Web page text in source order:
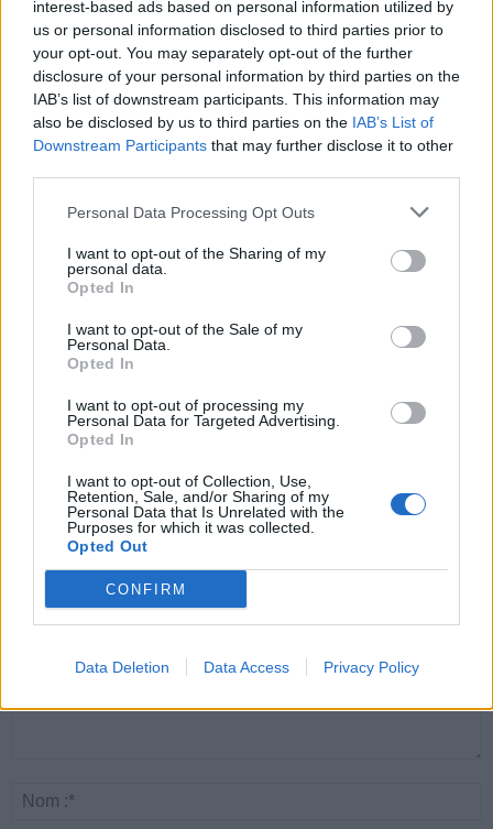
interest-based ads based on personal information utilized by
us or personal information disclosed to third parties prior to
your opt-out. You may separately opt-out of the further
disclosure of your personal information by third parties on the
IAB’s list of downstream participants. This information may
also be disclosed by us to third parties on the IAB’s List of
Downstream Participants that may further disclose it to other
Personal Data Processing Opt Outs
I want to opt-out of the Sharing of my
personal data.
Opted In
I want to opt-out of the Sale of my
Personal Data.
Opted In
I want to opt-out of processing my
Personal Data for Targeted Advertising.
Opted In
I want to opt-out of Collection, Use,
Retention, Sale, and/or Sharing of my
Personal Data that Is Unrelated with the
Purposes for which it was collected.
Opted Out
CONFIRM
Data Deletion Data Access Privacy Policy
Solution
après 40 ans
ARTICLES CONNEXES PLUS DE L'AUTEUR
Canicule : les conseils
essentiels des
cardiologues pour
éviter le danger
Éclipse du 12 août :
attention à la pénurie de
Un chewing-gum
révolutionnaire pour
LAISSER UN COMMENTAIRE